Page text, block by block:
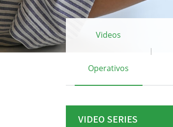
Videos
Operativos
VIDEO SERIES